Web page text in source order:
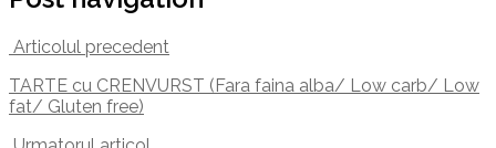
Articolul precedent
TARTE cu CRENVURST (Fara faina alba/ Low carb/ Low
fat/ Gluten free)